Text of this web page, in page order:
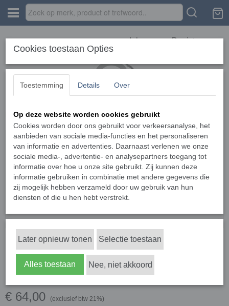
Inloggen Registreren
Home › Verbruiksartikelen › Nidek LM set van 3 inktpennen rood
Nidek LM set van 3
inktpennen rood
€ 64,00 (exclusief btw 21%)
Cookies toestaan Opties
Toestemming Details Over
Op deze website worden cookies gebruikt
Cookies worden door ons gebruikt voor verkeersanalyse, het
aanbieden van sociale media-functies en het personaliseren
van informatie en advertenties. Daarnaast verlenen we onze
sociale media-, advertentie- en analysepartners toegang tot
informatie over hoe u onze site gebruikt. Zij kunnen deze
informatie gebruiken in combinatie met andere gegevens die
zij mogelijk hebben verzameld door uw gebruik van hun
diensten of die u hen hebt verstrekt.
Later opnieuw tonen Selectie toestaan
Alles toestaan Nee, niet akkoord